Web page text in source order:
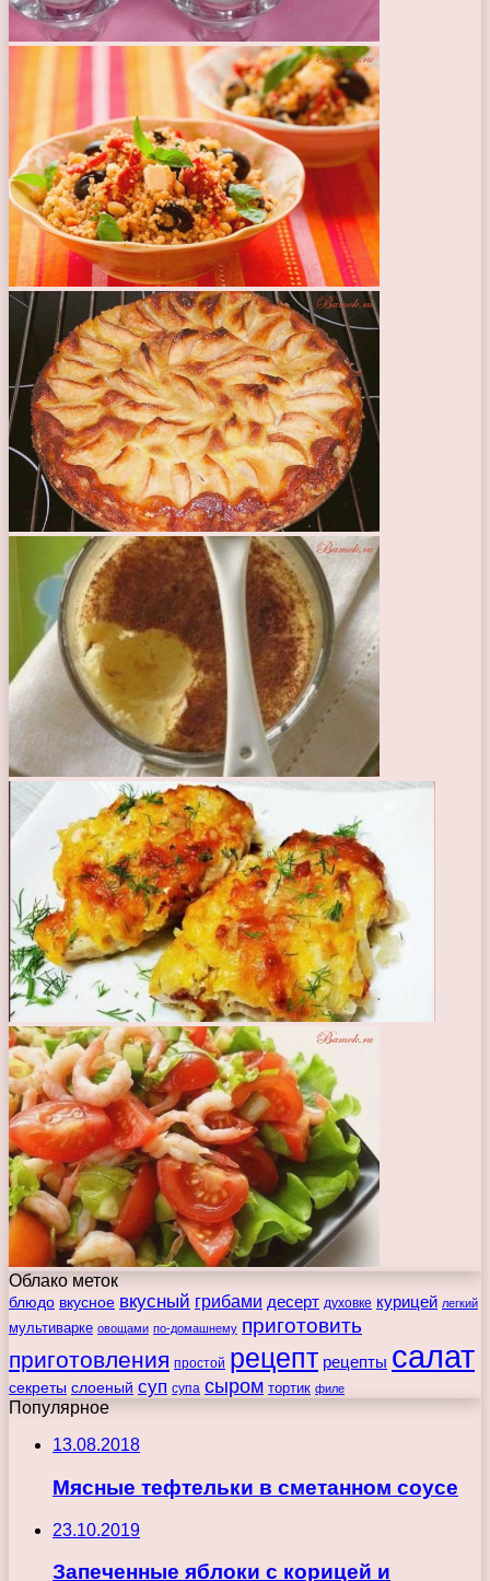
Облако меток
блюдо вкусное вкусный грибами десерт духовке курицей легкий
мультиварке овощами по-домашнему приготовить
приготовления простой рецепт рецепты салат
секреты слоеный суп супа сыром тортик филе
Популярное
13.08.2018
Мясные тефтельки в сметанном соусе
23.10.2019
Запеченные яблоки с корицей и